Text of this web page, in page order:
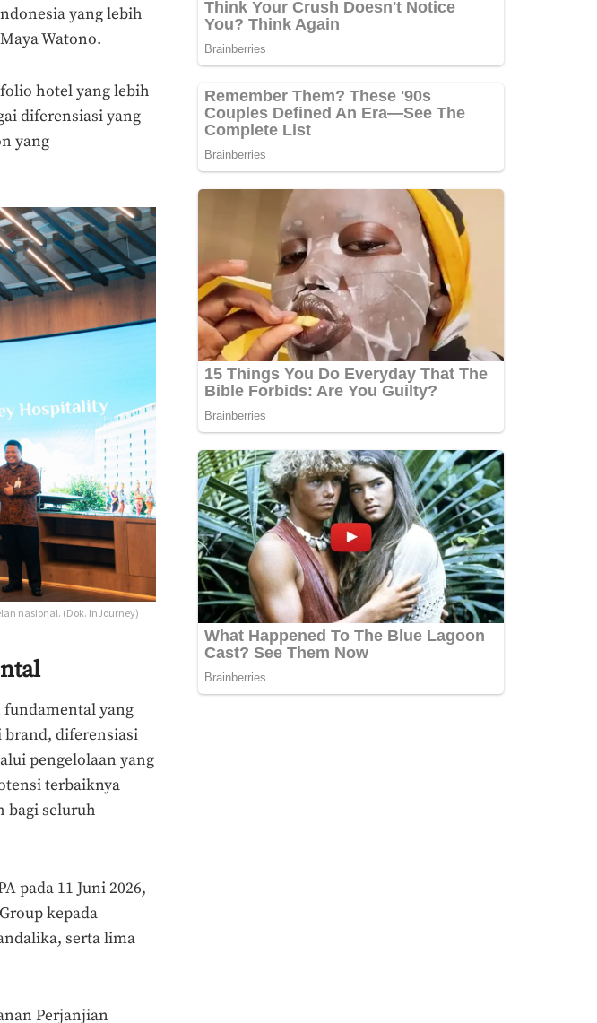
yang lebih
Watono.
hotel yang lebih
diferensiasi yang
yang
nasional. (Dok. InJourney)
fundamental yang
diferensiasi
pengelolaan yang
terbaiknya
bagi seluruh
pada 11 Juni 2026,
kepada
serta lima
Perjanjian